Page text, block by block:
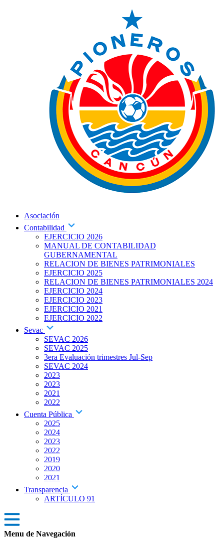
Asociación
Contabilidad
EJERCICIO 2026
MANUAL DE CONTABILIDAD
GUBERNAMENTAL
RELACION DE BIENES PATRIMONIALES
EJERCICIO 2025
RELACION DE BIENES PATRIMONIALES 2024
EJERCICIO 2024
EJERCICIO 2023
EJERCICIO 2021
EJERCICIO 2022
Sevac
SEVAC 2026
SEVAC 2025
3era Evaluación trimestres Jul-Sep
SEVAC 2024
2023
2023
2021
2022
Cuenta Pública
2025
2024
2023
2022
2019
2020
2021
Transparencia
ARTÍCULO 91
Menu de Navegación